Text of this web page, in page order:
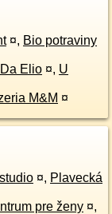
¤, Bio potraviny
Elio ¤, U
M&M ¤
¤, Plavecká
pre ženy ¤,